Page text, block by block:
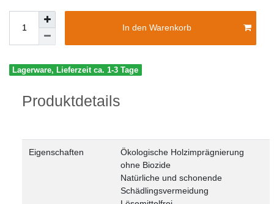
In den Warenkorb
Lagerware, Lieferzeit ca. 1-3 Tage
Produktdetails
Eigenschaften
Ökologische Holzimprägnierung
ohne Biozide
Natürliche und schonende
Schädlingsvermeidung